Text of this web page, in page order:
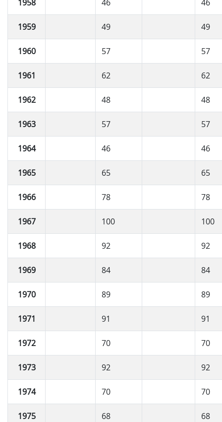
1958 46 46
1959 49 49
1960 57 57
1961 62 62
1962 48 48
1963 57 57
1964 46 46
1965 65 65
1966 78 78
1967 100 100
1968 92 92
1969 84 84
1970 89 89
1971 91 91
1972 70 70
1973 92 92
1974 70 70
1975 68 68